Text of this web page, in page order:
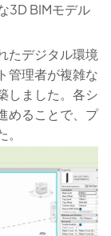
3D BIMモデル
たデジタル環境
管理者が複雑な
しました。各シ
めることで、プ